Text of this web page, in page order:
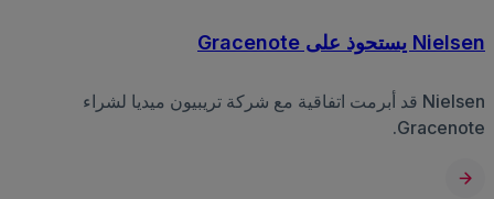
Nielsen يستحوذ على Gracenote
Nielsen قد أبرمت اتفاقية مع شركة تريبيون ميديا لشراء
Gracenote.